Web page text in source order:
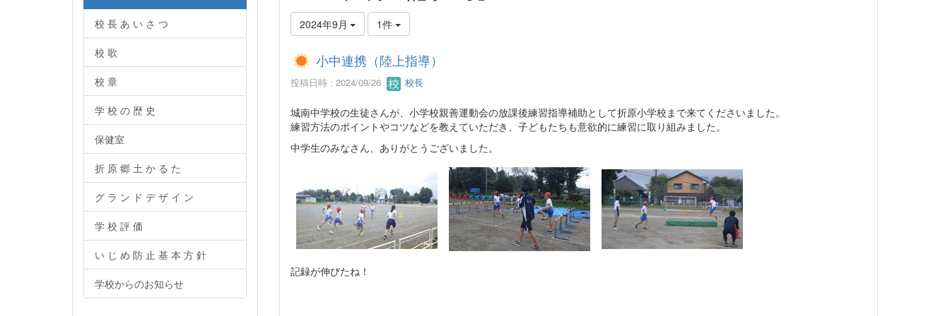
2024年9月 1件
小中連携（陸上指導）
投稿日時 : 2024/09/26 校長
城南中学校の生徒さんが、小学校親善運動会の放課後練習指導補助として折原小学校まで来てくださいました。
練習方法のポイントやコツなどを教えていただき、子どもたちも意欲的に練習に取り組みました。
中学生のみなさん、ありがとうございました。
記録が伸びたね！
校 長 あ い さ つ
校 歌
校 章
学 校 の 歴 史
保健室
折 原 郷 土 か る た
グ ラ ン ド デ ザ イ ン
学 校 評 価
い じ め 防 止 基 本 方 針
学校からのお知らせ